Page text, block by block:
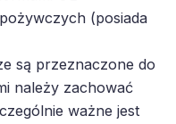
(posiada
są przeznaczone do
należy zachować
ważne jest